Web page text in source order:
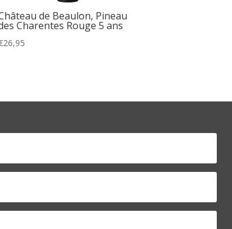
de Beaulon, Pineau
Charentes Rouge 5 ans
26,95